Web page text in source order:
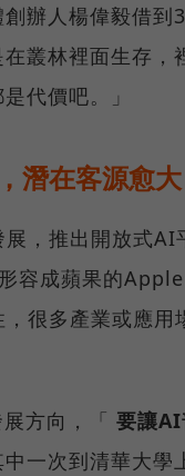
辦人楊偉毅借到
叢林裡面生存，
代價吧。」
潛在客源愈大
，推出開放式AI
容成蘋果的
很多產業或應
方向，「 要讓AI
一次到清華大